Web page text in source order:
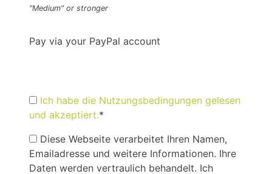
"Medium" or stronger
Pay via your PayPal account
Ich habe die Nutzungsbedingungen gelesen
und akzeptiert.*
Diese Webseite verarbeitet Ihren Namen,
Emailadresse und weitere Informationen. Ihre
Daten werden vertraulich behandelt. Ich